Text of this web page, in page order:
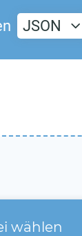
JSON
wählen